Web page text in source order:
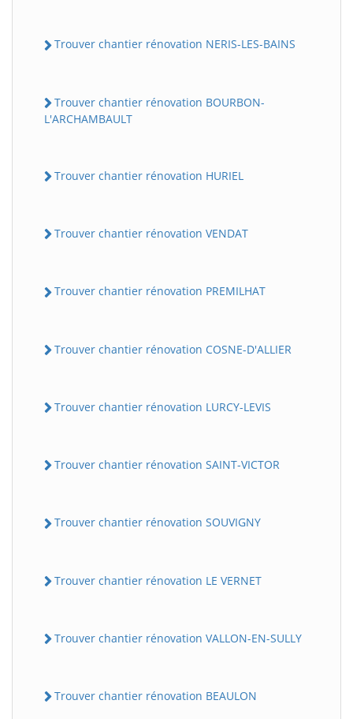
Trouver chantier rénovation NERIS-LES-BAINS
Trouver chantier rénovation BOURBON-
L'ARCHAMBAULT
Trouver chantier rénovation HURIEL
Trouver chantier rénovation VENDAT
Trouver chantier rénovation PREMILHAT
Trouver chantier rénovation COSNE-D'ALLIER
Trouver chantier rénovation LURCY-LEVIS
Trouver chantier rénovation SAINT-VICTOR
Trouver chantier rénovation SOUVIGNY
Trouver chantier rénovation LE VERNET
Trouver chantier rénovation VALLON-EN-SULLY
Trouver chantier rénovation BEAULON